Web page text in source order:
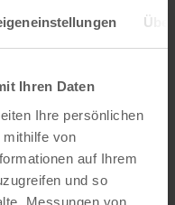
Ihren Daten
Ihre persönlichen
von
auf Ihrem
und so
Messungen von
aus